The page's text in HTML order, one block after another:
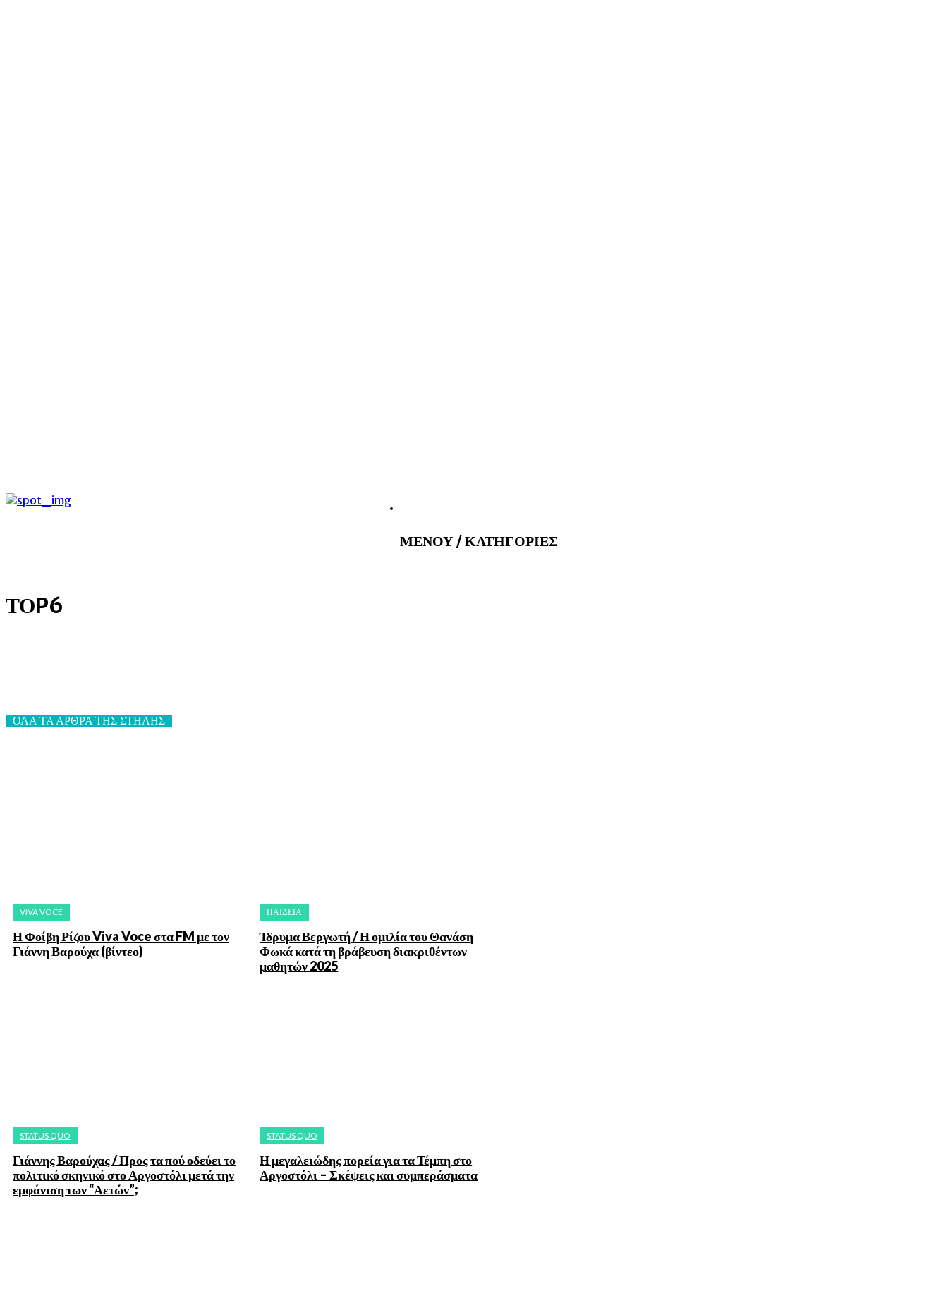
ΜΕΝΟΥ / ΚΑΤΗΓΟΡΙΕΣ
ΤΟP6
ΟΛΑ ΤΑ ΑΡΘΡΑ ΤΗΣ ΣΤΗΛΗΣ
VIVA VOCE
Η Φοίβη Ρίζου Viva Voce στα FM με τον
Γιάννη Βαρούχα (βίντεο)
ΠΑΙΔΕΙΑ
Ίδρυμα Βεργωτή / Η ομιλία του Θανάση
Φωκά κατά τη βράβευση διακριθέντων
μαθητών 2025
STATUS QUO
Γιάννης Βαρούχας / Προς τα πού οδεύει το
πολιτικό σκηνικό στο Αργοστόλι μετά την
εμφάνιση των “Αετών”;
STATUS QUO
Η μεγαλειώδης πορεία για τα Τέμπη στο
Αργοστόλι – Σκέψεις και συμπεράσματα